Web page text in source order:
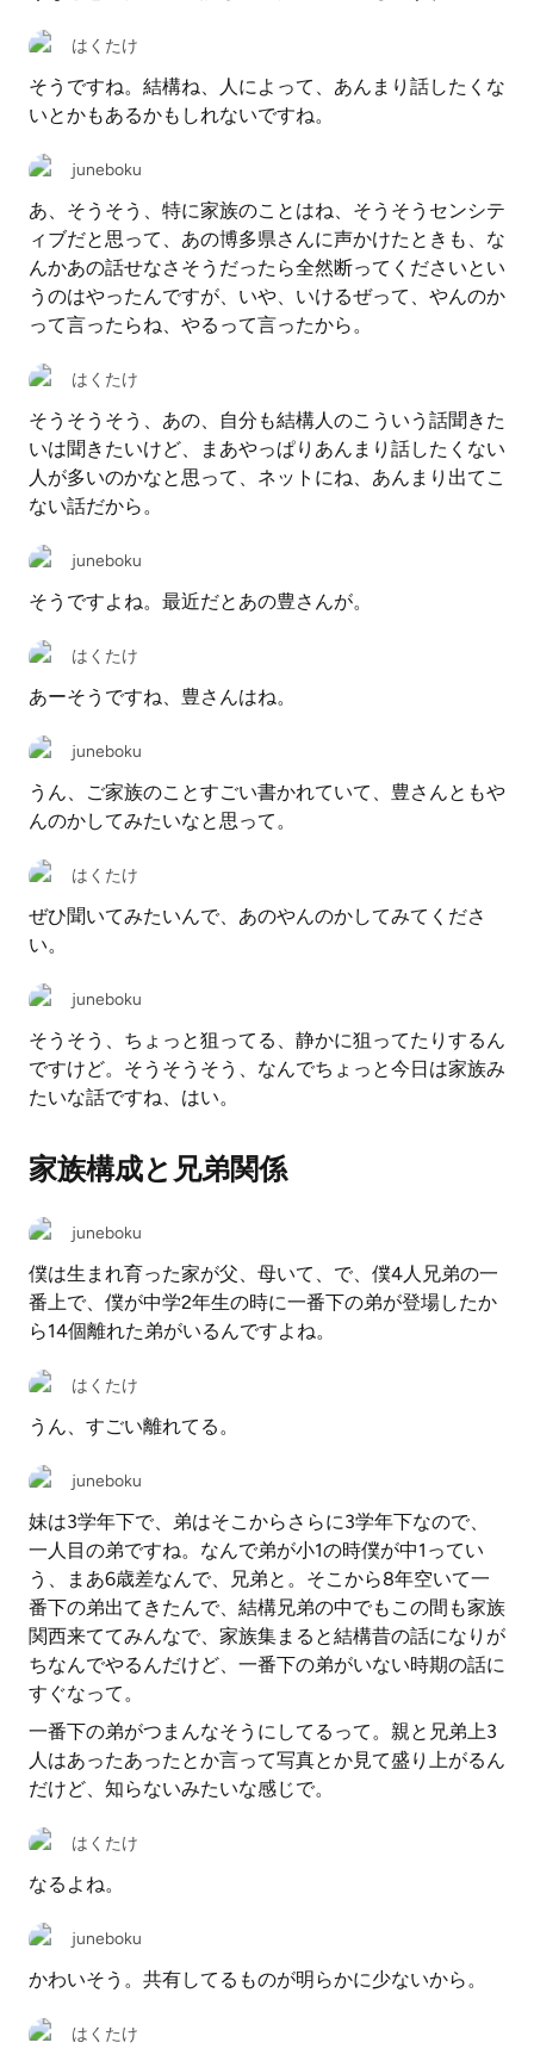
はくたけ
そうですね。結構ね、人によって、あんまり話したくな
いとかもあるかもしれないですね。
juneboku
あ、そうそう、特に家族のことはね、そうそうセンシテ
ィブだと思って、あの博多県さんに声かけたときも、な
んかあの話せなさそうだったら全然断ってくださいとい
うのはやったんですが、いや、いけるぜって、やんのか
って言ったらね、やるって言ったから。
はくたけ
そうそうそう、あの、自分も結構人のこういう話聞きた
いは聞きたいけど、まあやっぱりあんまり話したくない
人が多いのかなと思って、ネットにね、あんまり出てこ
ない話だから。
juneboku
そうですよね。最近だとあの豊さんが。
はくたけ
あーそうですね、豊さんはね。
juneboku
うん、ご家族のことすごい書かれていて、豊さんともや
んのかしてみたいなと思って。
はくたけ
ぜひ聞いてみたいんで、あのやんのかしてみてくださ
い。
juneboku
そうそう、ちょっと狙ってる、静かに狙ってたりするん
ですけど。そうそうそう、なんでちょっと今日は家族み
たいな話ですね、はい。
家族構成と兄弟関係
juneboku
僕は生まれ育った家が父、母いて、で、僕4人兄弟の一
番上で、僕が中学2年生の時に一番下の弟が登場したか
ら14個離れた弟がいるんですよね。
はくたけ
うん、すごい離れてる。
juneboku
妹は3学年下で、弟はそこからさらに3学年下なので、
一人目の弟ですね。なんで弟が小1の時僕が中1ってい
う、まあ6歳差なんで、兄弟と。そこから8年空いて一
番下の弟出てきたんで、結構兄弟の中でもこの間も家族
関西来ててみんなで、家族集まると結構昔の話になりが
ちなんでやるんだけど、一番下の弟がいない時期の話に
すぐなって。
一番下の弟がつまんなそうにしてるって。親と兄弟上3
人はあったあったとか言って写真とか見て盛り上がるん
だけど、知らないみたいな感じで。
はくたけ
なるよね。
juneboku
かわいそう。共有してるものが明らかに少ないから。
はくたけ